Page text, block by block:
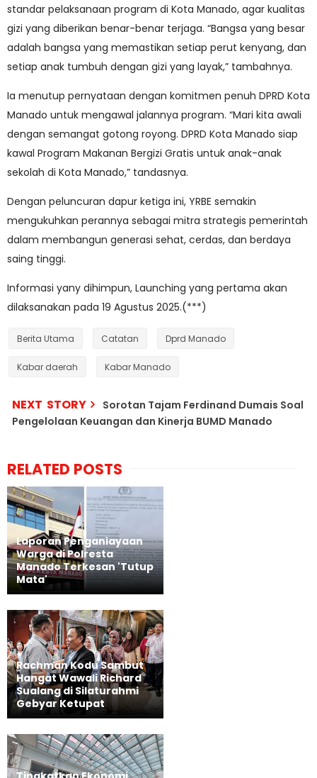
standar pelaksanaan program di Kota Manado, agar kualitas
gizi yang diberikan benar-benar terjaga. “Bangsa yang besar
adalah bangsa yang memastikan setiap perut kenyang, dan
setiap anak tumbuh dengan gizi yang layak,” tambahnya.
Ia menutup pernyataan dengan komitmen penuh DPRD Kota
Manado untuk mengawal jalannya program. “Mari kita awali
dengan semangat gotong royong. DPRD Kota Manado siap
kawal Program Makanan Bergizi Gratis untuk anak-anak
sekolah di Kota Manado,” tandasnya.
Dengan peluncuran dapur ketiga ini, YRBE semakin
mengukuhkan perannya sebagai mitra strategis pemerintah
dalam membangun generasi sehat, cerdas, dan berdaya
saing tinggi.
Informasi yany dihimpun, Launching yang pertama akan
dilaksanakan pada 19 Agustus 2025.(***)
Berita Utama Catatan Dprd Manado
Kabar daerah Kabar Manado
NEXT STORY
Sorotan Tajam Ferdinand Dumais Soal
Pengelolaan Keuangan dan Kinerja BUMD Manado
RELATED POSTS
Laporan Penganiayaan
Warga di Polresta
Manado Terkesan 'Tutup
Mata'
Rachman Kodu Sambut
Hangat Wawali Richard
Sualang di Silaturahmi
Gebyar Ketupat